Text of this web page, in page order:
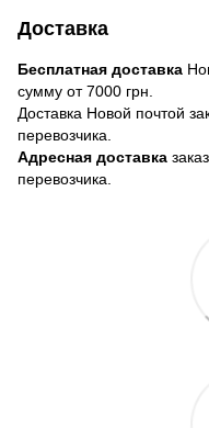
Доставка
Бесплатная доставка
сумму от 7000 грн.
Доставка Новой почтой
перевозчика.
Адресная доставка
перевозчика.